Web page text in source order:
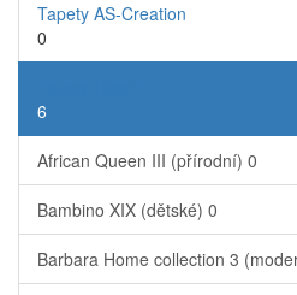
Tapety AS-Creation
0
6
African Queen III (přírodní) 0
Bambino XIX (dětské) 0
Barbara Home collection 3